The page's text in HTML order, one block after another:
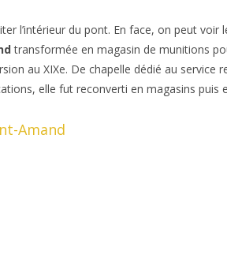
l’intérieur du pont. En face, on peut voir
transformée en magasin de munitions
au XIXe. De chapelle dédié au service
elle fut reconverti en magasins puis
Amand